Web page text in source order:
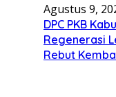
Agustus 9,
DPC PKB
Regenerasi
Rebut